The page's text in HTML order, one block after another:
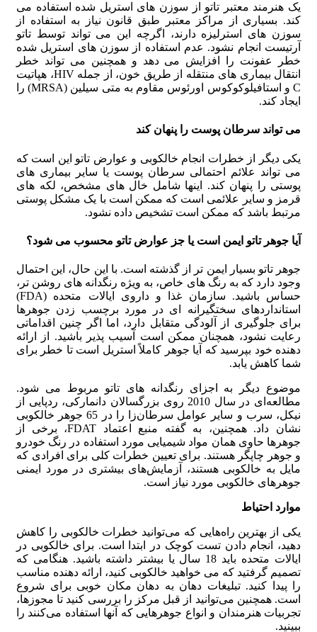
یک هنرمند معتبر تاتو از سوزن های استریل شده استفاده می
کند. بسیاری از مراکز معتبر طبق قانون نیاز به استفاده از
سوزن های استرلیزه دارند، اگرچه این می تواند توسط تاتو
آرتیست انجام نشود. عدم استفاده از سوزن های استریل شده
خطر عفونت را افزایش می دهد و همچنین می تواند خطر
انتقال بیماری های منتقله از طریق خون، از جمله HIV، هپاتیت
C و استافیلوکوکوس اورئوس مقاوم به متی سیلین (MRSA) را
ایجاد کند.
می تواند سرطان پوست را پنهان کند
یکی دیگر از خطرات انجام خالکوبی و عوارض تاتو این است که
می تواند علائم احتمالی سرطان پوست یا سایر بیماری های
پوستی را پنهان کند. اینها شامل خال های مشخص، لکه های
قرمز و سایر علائمی است که ممکن است با یک مشکل پوستی
مرتبط باشد که ممکن است تشخیص داده نشود.
آیا جوهر تاتو ایمن است یا جز عوارض تاتو محسوب می شود؟
جوهر تاتو بسیار ایمن تر از گذشته است. با این حال، این احتمال
وجود دارد که به رنگ های خاص، به ویژه رنگدانه های روشن تر،
حساس باشید. سازمان غذا و داروی ایالات متحده (FDA)
استانداردهای سختگیرانه ای در مورد برچسب زدن جوهرها
برای جلوگیری از آلودگی متقابل دارد، اما اگر چنین اقداماتی
رعایت نشود، همچنان ممکن است آسیب پذیر باشید. از ارائه
دهنده خود بپرسید که آیا جوهر کاملاً استریل است تا خطر برای
شما کاهش یابد.
موضوع دیگر به اجزای رنگدانه های تاتو مربوط می شود.
مطالعه‌ای در سال 2010 روی بزرگسالان دانمارکی، ردپایی از
نیکل، سرب و سایر عوامل سرطان‌زا را در 65 جوهر خالکوبی
نشان داد. همچنین، به گفته منبع اعتماد FDAT، برخی از
جوهرها حاوی همان مواد شیمیایی مورد استفاده در رنگ خودرو
و جوهر چاپگر هستند. برای تعیین خطرات کلی برای افرادی که
مایل به خالکوبی هستند، آزمایش‌های بیشتری در مورد ایمنی
جوهرهای خالکوبی مورد نیاز است.
موارد احتیاط
یکی از بهترین راه‌هایی که می‌توانید خطرات خالکوبی را کاهش
دهید، انجام دادن تست کوچک در ابتدا است. برای خالکوبی در
ایالات متحده باید 18 سال یا بیشتر داشته باشید. هنگامی که
تصمیم گرفتید که می خواهید خالکوبی کنید، ارائه دهنده مناسب
را پیدا کنید. تبلیغات دهان به دهان مکان خوبی برای شروع
است. همچنین می‌توانید از قبل مرکز را بررسی کنید تا مجوزها،
تجربیات هنرمندان و انواع جوهرهایی که آنها استفاده می‌کنند را
ببینید.